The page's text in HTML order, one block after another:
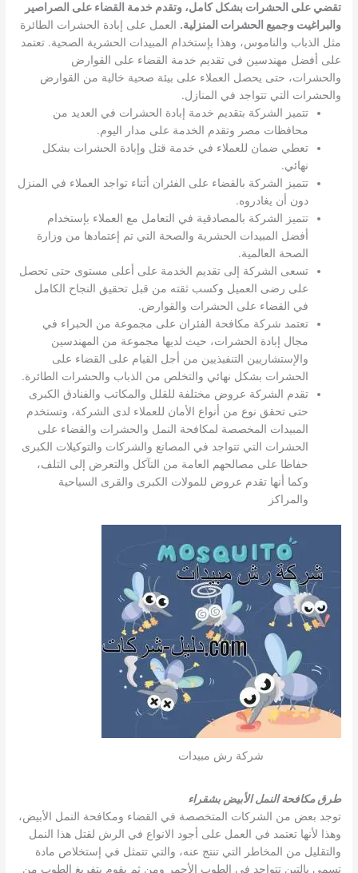
تقضي على الحشرات بشكل كامل، وتقدم خدمة القضاء على الصراصير
والبراغيت وجميع الحشرات المنزلية. العمل على إبادة الحشرات الطائرة
مثل الذباب والناموس، وهذا بإستخدام المبيدات الحشرية الصحية. تعتمد
على أفضل مهندسين في تقديم خدمة القضاء على القوارض
والحشرات، حتى يحصل العملاء على بيئة صحية خالية من القوارض
والحشرات التي تتواجد في المنازل.
تتميز الشركة بتقديم خدمة إبادة الحشرات في العديد من
محافظات مصر وتقدم الخدمة على مدار اليوم.
تعطي ضمان للعملاء في خدمة قتل وإبادة الحشرات بشكل
نهائي.
تتميز الشركة بالقضاء على الفئران أثناء تواجد العملاء في المنزل
دون أن يغادروه.
تتميز الشركة بالمصادقية في التعامل مع العملاء بإستخدام
أفضل المبيدات الحشرية والصحة التي تم إعتمادها من وزارة
الصحة العالمية.
تسعى الشركة إلى تقديم الخدمة على أعلى مستوى حتى تحصل
على رضى العميل وكسب ثقته من قبل تحقيق النجاح الكامل
في القضاء على الحشرات والقوارض.
تعتمد شركة مكافحة الفئران على مجموعة من الحبراء في
مجال إبادة الحشرات، حيث لديها مجموعة من المهندسين
والإستشاريين التنفيذيين من أجل القيام على القضاء على
الحشرات بشكل نهائي والتخلص من الذباب والحشرات الطائرة.
تقدم الشركة عروض مختلفة للقلل والمكاتب والفنادق الكبرى
حتى تحقق نوع من أنواع الأمان للعملاء لدى الشركة، وتستخدم
المبيدات المخصصة لمكافحة النمل والحشرات والقضاء على
الحشرات التي تتواجد في المصانع والشركات والتوكيلات الكبرى
حفاظا على مصالحهم العامة من التآكل والتعرض إلى التلف،
وكما أنها تقدم عروض للمولات الكبرى والقرى السياحية
والمراكز
شركة رش مبيدات
طرق مكافحة النمل الأبيض بشقراء
توجد بعض من الشركات المتخصصة في القضاء ومكافحة النمل الأبيض،
وهذا لأنها تعتمد في العمل على أجود الانواع في الرش لقتل هذا النمل
والتقليل من المخاطر التي تنتج عنه، والتي تتمثل في إستخلاص مادة
تسمى بالتبن تتواجد في الطوب الأحمر ومن ثم يقوم بتفريغ الطوب من